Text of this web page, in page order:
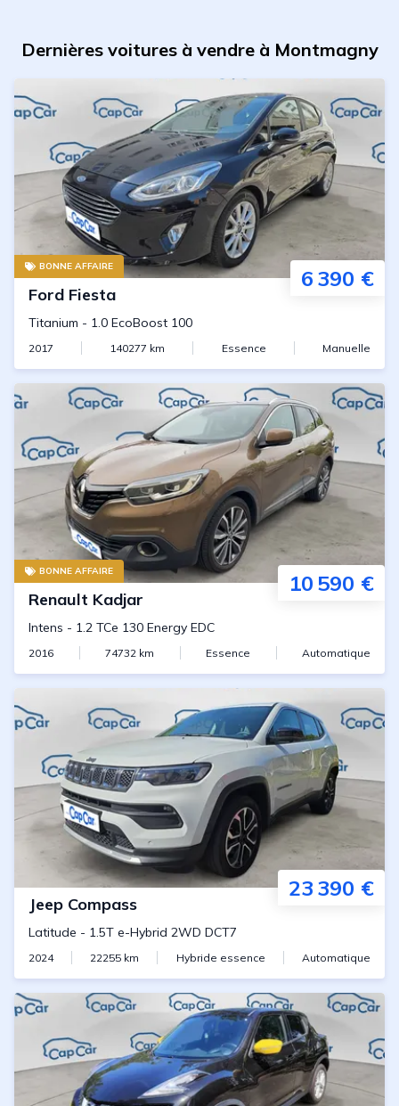
Dernières voitures à vendre à Montmagny
BONNE AFFAIRE 6 390 €
Ford Fiesta
Titanium - 1.0 EcoBoost 100
2017 140277 km Essence Manuelle
BONNE AFFAIRE 10 590 €
Renault Kadjar
Intens - 1.2 TCe 130 Energy EDC
2016 74732 km Essence Automatique
23 390 €
Jeep Compass
Latitude - 1.5T e-Hybrid 2WD DCT7
2024 22255 km Hybride essence Automatique